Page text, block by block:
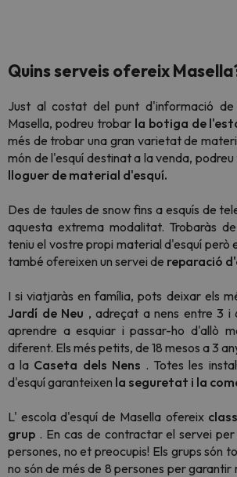
Quinsserveis ofereix
Just al costat del punt d'informació
Masella, podreu trobar la botiga de
més de trobar una gran varietat de
món de l'esquí destinat a la venda,
lloguer de material d'esquí.
Des de taules de snow fins a esquís de
aquesta extrema modalitat. Trobaràs
teniu el vostre propi material d'esquí però
també ofereixen un servei de reparació
I si viatjaràs en família, pots deixar els
Jardí de Neu , adreçat a nens entre 3 i
aprendre a esquiar i passar-ho d'allò
diferent. Els més petits, de 18 mesos a 3
a la Caseta dels Nens . Totes les
d'esquí garanteixen la seguretat i la
L' escola d'esquí de Masella ofereix
grup . En cas de contractar el servei
persones, no et preocupis! Els grups són
no són de més de 8 persones per garantir